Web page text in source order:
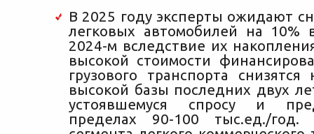
В 2025 году эксперты ожидают
легковых автомобилей на 10%
2024-м вследствие их
высокой стоимости
грузового транспорта
высокой базы последних двух
устоявшемуся спросу и
пределах 90-100 тыс.ед./год.